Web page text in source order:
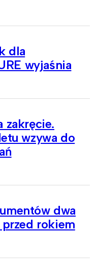
dla
wyjaśnia
zakręcie.
wzywa do
dwa
przed rokiem